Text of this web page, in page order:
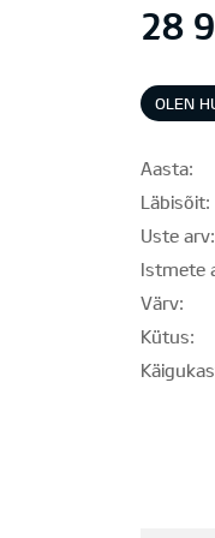
28
OLEN
Aasta:
Läbisõit:
Uste arv:
Istmete
Värv:
Kütus: